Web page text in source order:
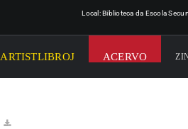
Local: Biblioteca da Escola
ARTISTLIBROJ ACERVO